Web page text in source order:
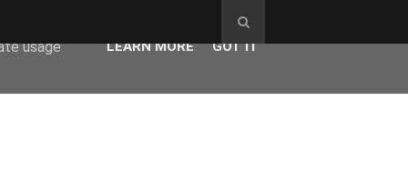
agent
usage
LEARN MORE GOT IT